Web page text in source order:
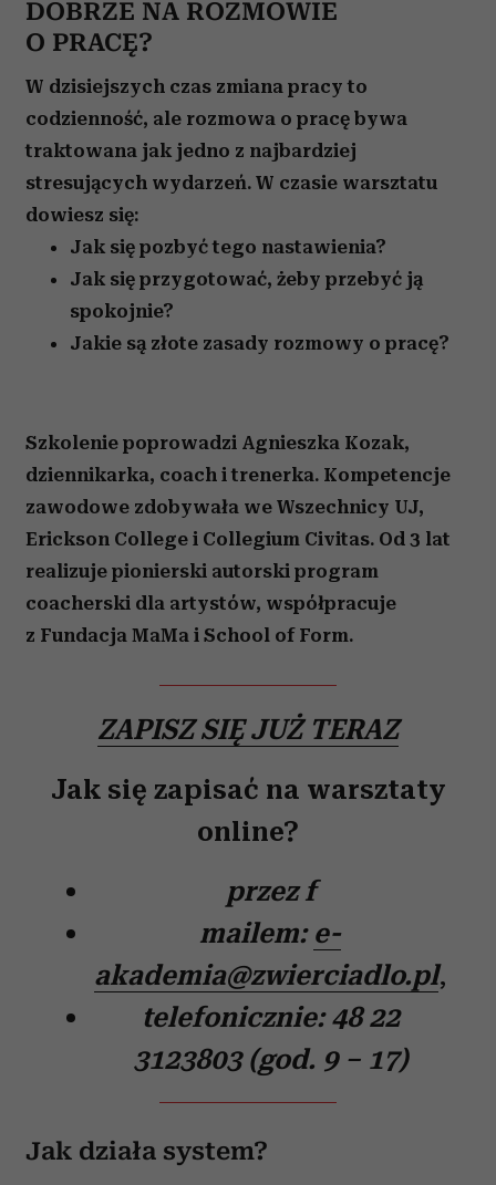
DOBRZE NA ROZMOWIE
O PRACĘ?
W dzisiejszych czas zmiana pracy to
codzienność, ale rozmowa o pracę bywa
traktowana jak jedno z najbardziej
stresujących wydarzeń. W czasie warsztatu
dowiesz się:
Jak się pozbyć tego nastawienia?
Jak się przygotować, żeby przebyć ją
spokojnie?
Jakie są złote zasady rozmowy o pracę?
Szkolenie poprowadzi Agnieszka Kozak,
dziennikarka, coach i trenerka. Kompetencje
zawodowe zdobywała we Wszechnicy UJ,
Erickson College i Collegium Civitas. Od 3 lat
realizuje pionierski autorski program
coacherski dla artystów, współpracuje
z Fundacja MaMa i School of Form.
ZAPISZ SIĘ JUŻ TERAZ
Jak się zapisać na warsztaty
online?
przez f
mailem: e-
akademia@zwierciadlo.pl,
telefonicznie:48 22
3123803 (god. 9 – 17)
Jak działa system?